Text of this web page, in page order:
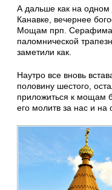
А дальше как на
Канавке, вечернее
Мощам прп. Серафима,
паломнической
заметили как.
Наутро все вновь
половину шестого,
приложиться к мощам
его молитв за нас и на